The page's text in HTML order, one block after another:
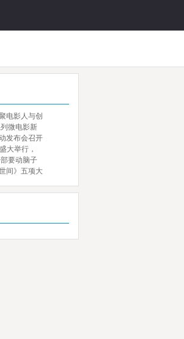
电影人与创
微电影新
发布会召开
大举行，
要动脑子
间》五项大